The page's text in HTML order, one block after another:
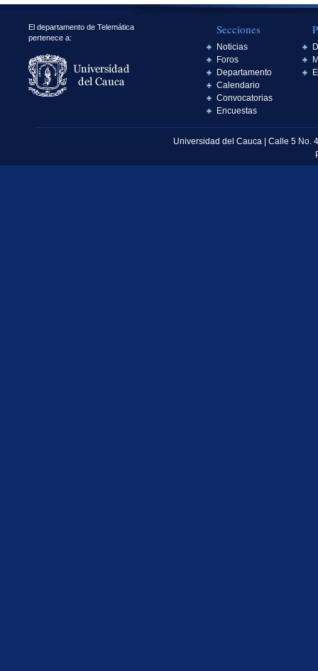
El departamento de Telemática
pertenece a:
Secciones
Noticias
Foros
Departamento
Calendario
Convocatorias
Encuestas
Universidad del Cauca | Calle 5 No.